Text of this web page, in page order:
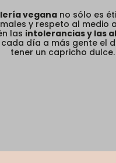
vegana no sólo es
y respeto al medio
las intolerancias y las
día a más gente el
tener un capricho dulce.